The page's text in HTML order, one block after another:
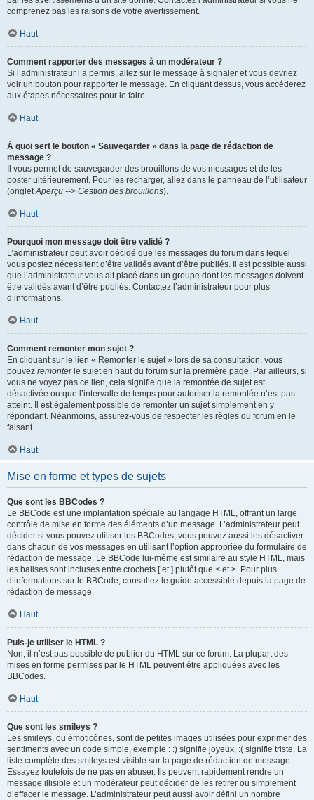
comprenez pas les raisons de votre avertissement.
Haut
Comment rapporter des messages à un modérateur ?
Si l’administrateur l’a permis, allez sur le message à signaler et vous devriez
voir un bouton pour rapporter le message. En cliquant dessus, vous accéderez
aux étapes nécessaires pour le faire.
Haut
À quoi sert le bouton « Sauvegarder » dans la page de rédaction de
message ?
Il vous permet de sauvegarder des brouillons de vos messages et de les
poster ultérieurement. Pour les recharger, allez dans le panneau de l’utilisateur
(ongletAperçu --> Gestion des brouillons).
Haut
Pourquoi mon message doit être validé ?
L’administrateur peut avoir décidé que les messages du forum dans lequel
vous postez nécessitent d’être validés avant d’être publiés. Il est possible aussi
que l’administrateur vous ait placé dans un groupe dont les messages doivent
être validés avant d’être publiés. Contactez l’administrateur pour plus
d’informations.
Haut
Comment remonter mon sujet ?
En cliquant sur le lien « Remonter le sujet » lors de sa consultation, vous
pouvez remonterle sujet en haut du forum sur la première page. Par ailleurs, si
vous ne voyez pas ce lien, cela signifie que la remontée de sujet est
désactivée ou que l’intervalle de temps pour autoriser la remontée n’est pas
atteint. Il est également possible de remonter un sujet simplement en y
répondant. Néanmoins, assurez-vous de respecter les règles du forum en le
faisant.
Haut
Mise en forme et types de sujets
Que sont les BBCodes ?
Le BBCode est une implantation spéciale au langage HTML, offrant un large
contrôle de mise en forme des éléments d’un message. L’administrateur peut
décider si vous pouvez utiliser les BBCodes, vous pouvez aussi les désactiver
dans chacun de vos messages en utilisant l’option appropriée du formulaire de
rédaction de message. Le BBCode lui-même est similaire au style HTML, mais
les balises sont incluses entre crochets [ et ] plutôt que < et >. Pour plus
d’informations sur le BBCode, consultez le guide accessible depuis la page de
rédaction de message.
Haut
Puis-je utiliser le HTML ?
Non, il n’est pas possible de publier du HTML sur ce forum. La plupart des
mises en forme permises par le HTML peuvent être appliquées avec les
BBCodes.
Haut
Que sont les smileys ?
Les smileys, ou émoticônes, sont de petites images utilisées pour exprimer des
sentiments avec un code simple, exemple : :) signifie joyeux, :( signifie triste. La
liste complète des smileys est visible sur la page de rédaction de message.
Essayez toutefois de ne pas en abuser. Ils peuvent rapidement rendre un
message illisible et un modérateur peut décider de les retirer ou simplement
d’effacer le message. L’administrateur peut aussi avoir défini un nombre